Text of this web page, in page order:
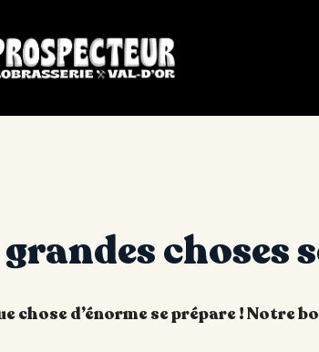
grandes
chose d’énorme se prépare ! Notre